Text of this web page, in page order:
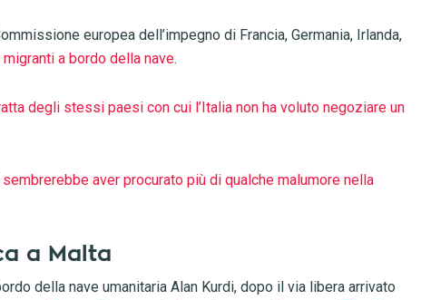
europea dell’impegno di Francia, Germania, Irlanda,
a bordo della nave.
degli stessi paesi con cui l’Italia non ha voluto negoziare un
sembrerebbe aver procurato più di qualche malumore nella
a Malta
della nave umanitaria Alan Kurdi, dopo il via libera arrivato